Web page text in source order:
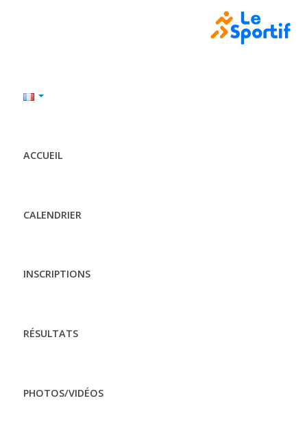
ACCUEIL
CALENDRIER
INSCRIPTIONS
RÉSULTATS
PHOTOS/VIDÉOS